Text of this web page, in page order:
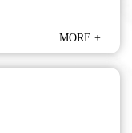
MORE +